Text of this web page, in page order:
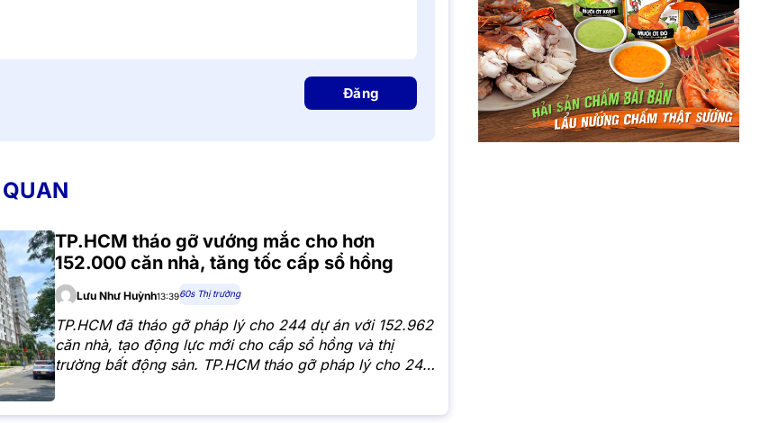
Đăng
TP.HCM tháo gỡ vướng mắc cho hơn
152.000 căn nhà, tăng tốc cấp sổ hồng
Lưu Như Huỳnh13:3960s Thị trường
TP.HCM đã tháo gỡ pháp lý cho 244 dự án với 152.962
căn nhà, tạo động lực mới cho cấp sổ hồng và thị
trường bất động sản. TP.HCM tháo gỡ pháp lý cho 244